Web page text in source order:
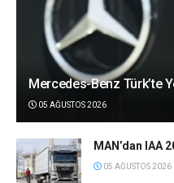
Mercedes-Benz Türk’te
05 AĞUSTOS 2026
MAN’dan IAA
05 AĞUSTOS 2026